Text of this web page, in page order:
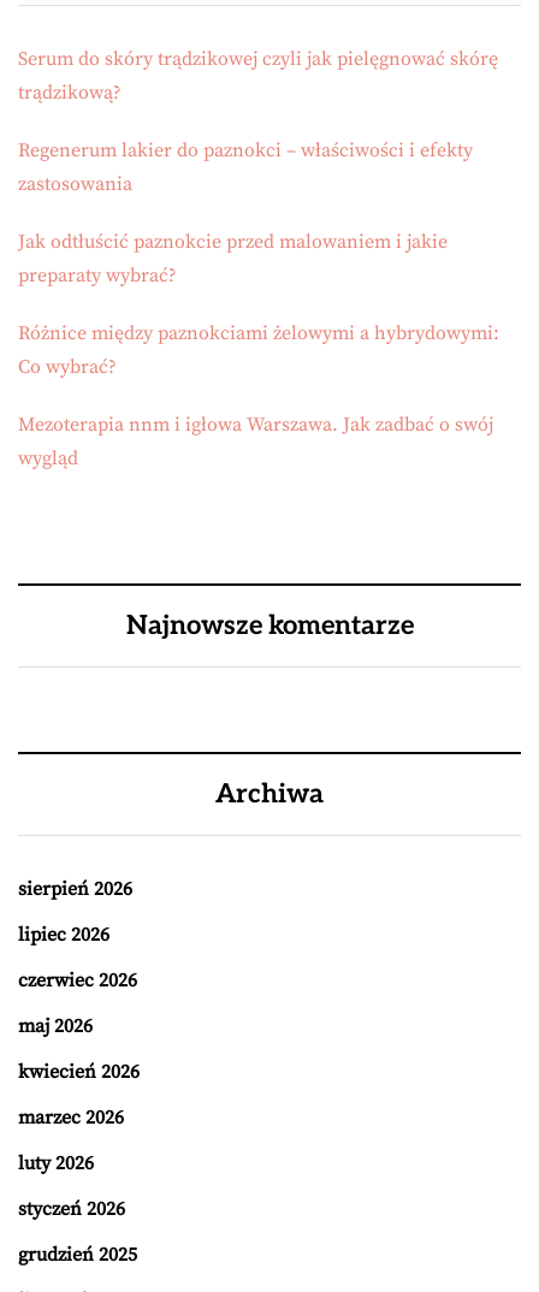
Serum do skóry trądzikowej czyli jak pielęgnować skórę
trądzikową?
Regenerum lakier do paznokci – właściwości i efekty
zastosowania
Jak odtłuścić paznokcie przed malowaniem i jakie
preparaty wybrać?
Różnice między paznokciami żelowymi a hybrydowymi:
Co wybrać?
Mezoterapia nnm i igłowa Warszawa. Jak zadbać o swój
wygląd
Najnowsze komentarze
Archiwa
sierpień 2026
lipiec 2026
czerwiec 2026
maj 2026
kwiecień 2026
marzec 2026
luty 2026
styczeń 2026
grudzień 2025